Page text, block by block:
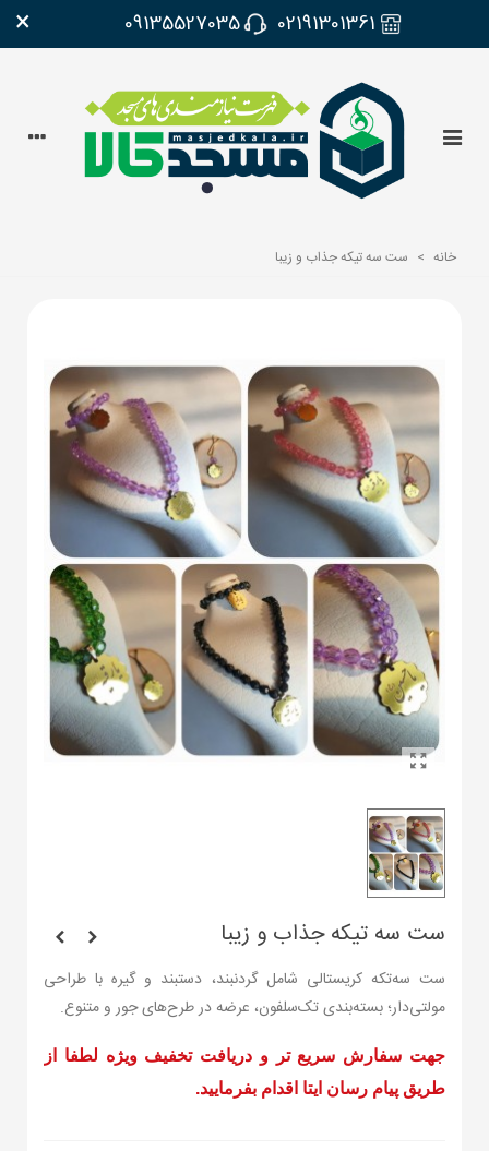
02191301361
09135527035
×
خانه > ست سه تیکه جذاب و زیبا
ست سه تیکه جذاب و زیبا
ست سه‌تکه کریستالی شامل گردنبند، دستبند و گیره با طراحی
مولتی‌دار؛ بسته‌بندی تک‌سلفون، عرضه در طرح‌های جور و متنوع.
جهت سفارش سریع تر و دریافت تخفیف ویژه لطفا از
طریق پیام رسان ایتا اقدام بفرمایید.